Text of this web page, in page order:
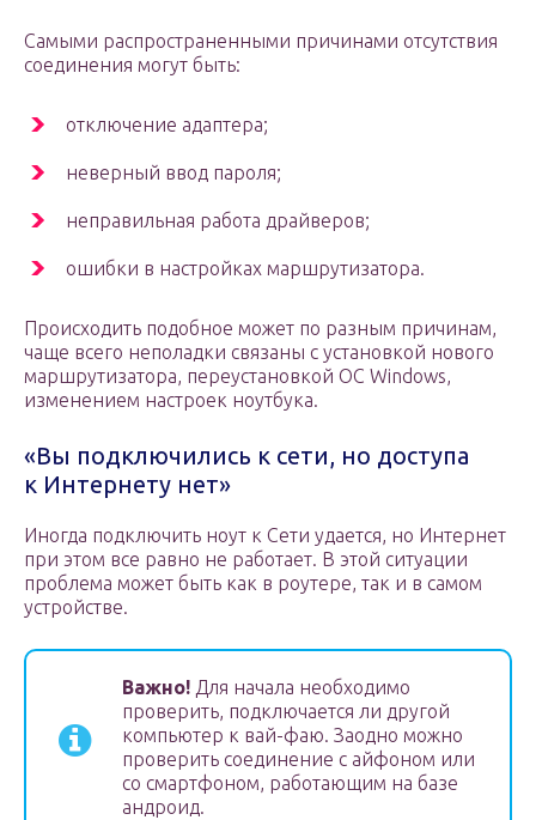
Самыми распространенными причинами отсутствия
соединения могут быть:
отключение адаптера;
неверный ввод пароля;
неправильная работа драйверов;
ошибки в настройках маршрутизатора.
Происходить подобное может по разным причинам,
чаще всего неполадки связаны с установкой нового
маршрутизатора, переустановкой ОС Windows,
изменением настроек ноутбука.
«Вы подключились к сети, но доступа
к Интернету нет»
Иногда подключить ноут к Сети удается, но Интернет
при этом все равно не работает. В этой ситуации
проблема может быть как в роутере, так и в самом
устройстве.
Важно! Для начала необходимо
проверить, подключается ли другой
компьютер к вай-фаю. Заодно можно
проверить соединение с айфоном или
со смартфоном, работающим на базе
андроид.